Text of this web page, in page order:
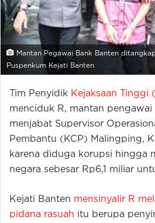
Mantan Pegawai Bank Banten
Puspenkum Kejati Banten
Tim Penyidik Kejaksaan Tinggi
menciduk R, mantan
menjabat Supervisor
Pembantu (KCP) Malingping,
karena diduga korupsi hingga
negara sebesar Rp6,1 miliar
Kejati Banten mensinyalir R
pidana rasuah itu berupa